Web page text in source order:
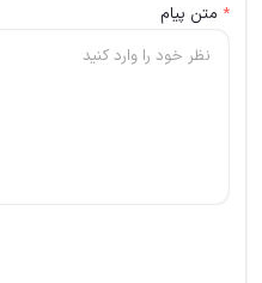
* متن پیام